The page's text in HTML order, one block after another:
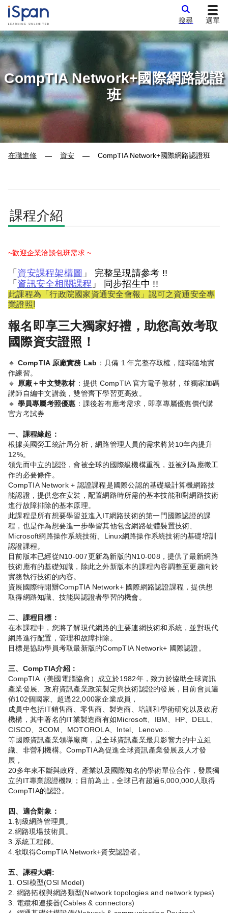
搜尋 選單
CompTIA Network+國際網路認證
班
在職進修 — 資安 — CompTIA Network+國際網路認證班
課程介紹
~歡迎企業洽談包班需求 ~
「 資安課程架構圖 」 完整呈現請參考 !!
「 資訊安全相關課程 」 同步招生中 !!
此課程為「行政院國家資通安全會報」認可之資通安全專
業證照!
報名即享三大獨家好禮，助您高效考取
國際資安證照！
🔹 CompTIA 原廠實務 Lab ：具備 1 年完整存取權，隨時隨地實
作練習。
🔹 原廠＋中文雙教材 ：提供 CompTIA 官方電子教材，並獨家加碼
講師自編中文講義，雙管齊下學習更高效。
🔹 學員專屬考照優惠 ：課後若有應考需求，即享專屬優惠價代購
官方考試券
一、課程緣起：
根據美國勞工統計局分析，網路管理人員的需求將於10年內提升
12%。
領先而中立的認證，會被全球的國際級機構重視，並被列為應徵工
作的必要條件。
CompTIA Network + 認證課程是國際公認的基礎級計算機網路技
能認證，提供您在安裝，配置網路時所需的基本技能和對網路技術
進行故障排除的基本原理。
此課程是所有想要學習並進入IT網路技術的第一門國際認證的課
程，也是作為想要進一步學習其他包含網路硬體裝置技術、
Microsoft網路操作系統技術、Linux網路操作系統技術的基礎培訓
認證課程。
目前版本已經從N10-007更新為新版的N10-008，提供了最新網路
技術應有的基礎知識，除此之外新版本的課程內容調整至更趨向於
實務執行技術的內容。
資展國際特開辦CompTIA Network+ 國際網路認證課程，提供想
取得網路知識、技能與認證者學習的機會。
二、課程目標：
在本課程中，您將了解現代網路的主要連網技術和系統，並對現代
網路進行配置，管理和故障排除。
目標是協助學員考取最新版的CompTIA Network+ 國際認證。
三、CompTIA介紹：
CompTIA（美國電腦協會）成立於1982年，致力於協助全球資訊
產業發展、政府資訊產業政策製定與技術認證的發展，目前會員遍
佈102個國家、超過22,000家企業成員，
成員中包括IT銷售商、零售商、製造商、培訓和學術研究以及政府
機構，其中著名的IT業製造商有如Microsoft、IBM、HP、DELL、
CISCO、3COM、MOTOROLA、Intel、Lenovo…
等國際資訊產業領導廠商，是全球資訊產業最具影響力的中立組
織、非營利機構。CompTIA為促進全球資訊產業發展及人才發
展，
20多年來不斷與政府、產業以及國際知名的學術單位合作，發展獨
立的IT專業認證機制；目前為止，全球已有超過6,000,000人取得
CompTIA的認證。
四、適合對象：
1.初級網路管理員。
2.網路現場技術員。
3.系統工程師。
4.欲取得CompTIA Network+資安認證者。
五、課程大綱:
1. OSI模型(OSI Model)
2. 網路拓樸與網路類型(Network topologies and network types)
3. 電纜和連接器(Cables & connectors)